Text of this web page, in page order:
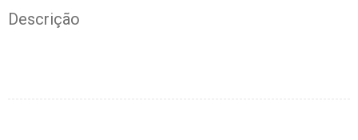
Descrição